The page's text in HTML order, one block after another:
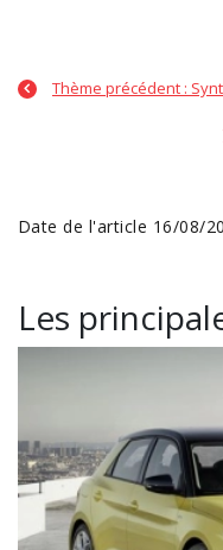
Thème précédent :
Date de l'article 16/08/
Les